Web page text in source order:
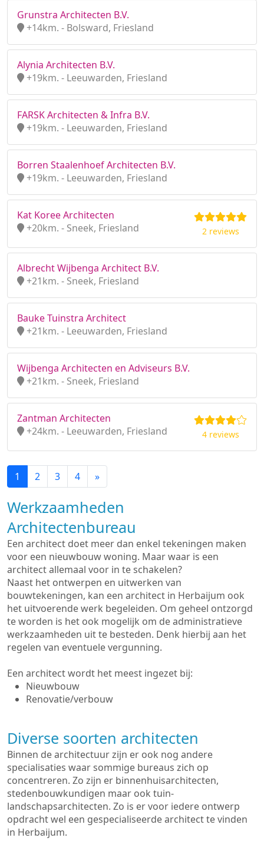
Grunstra Architecten B.V.
+14km. - Bolsward, Friesland
Alynia Architecten B.V.
+19km. - Leeuwarden, Friesland
FARSK Architecten & Infra B.V.
+19km. - Leeuwarden, Friesland
Borren Staalenhoef Architecten B.V.
+19km. - Leeuwarden, Friesland
Kat Koree Architecten
+20km. - Sneek, Friesland
2 reviews
Albrecht Wijbenga Architect B.V.
+21km. - Sneek, Friesland
Bauke Tuinstra Architect
+21km. - Leeuwarden, Friesland
Wijbenga Architecten en Adviseurs B.V.
+21km. - Sneek, Friesland
Zantman Architecten
+24km. - Leeuwarden, Friesland
4 reviews
1 2 3 4 »
Werkzaamheden
Architectenbureau
Een architect doet meer dan enkel tekeningen maken
voor een nieuwbouw woning. Maar waar is een
architect allemaal voor in te schakelen?
Naast het ontwerpen en uitwerken van
bouwtekeningen, kan een architect in Herbaijum ook
het uitvoerende werk begeleiden. Om geheel ontzorgd
te worden is het ook mogelijk om de administratieve
werkzaamheden uit te besteden. Denk hierbij aan het
regelen van eventuele vergunning.
Een architect wordt het meest ingezet bij:
Nieuwbouw
Renovatie/verbouw
Diverse soorten architecten
Binnen de architectuur zijn er ook nog andere
specialisaties waar sommige bureaus zich op
concentreren. Zo zijn er binnenhuisarchitecten,
stedenbouwkundigen maar ook tuin-
landschapsarchitecten. Zo is er voor iedere ontwerp
opdracht wel een gespecialiseerde architect te vinden
in Herbaijum.